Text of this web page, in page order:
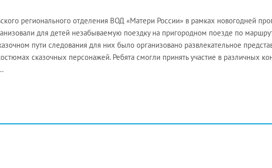
регионального отделения ВОД «Матери России» в рамках новогодней
для детей незабываемую поездку на пригородном поезде по
пути следования для них было организовано развлекательное
сказочных персонажей. Ребята смогли принять участие в различных